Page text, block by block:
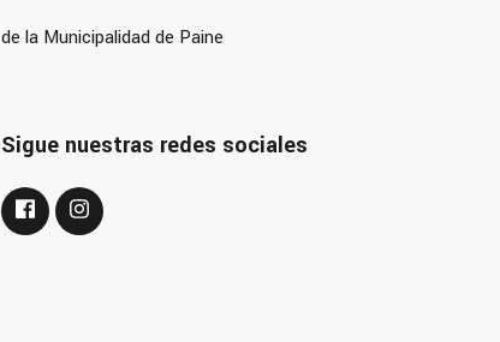
de la Municipalidad de Paine
Sigue nuestras redes sociales